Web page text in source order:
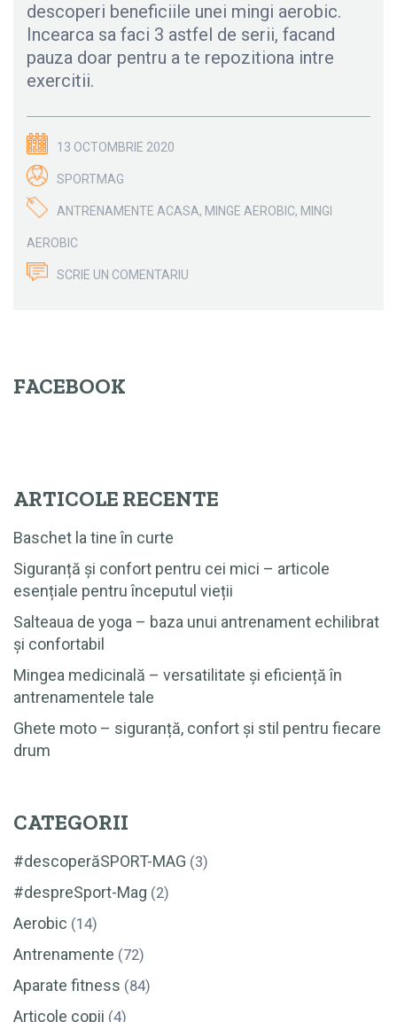
descoperi beneficiile unei mingi aerobic.
Incearca sa faci 3 astfel de serii, facand
pauza doar pentru a te repozitiona intre
exercitii.
13 OCTOMBRIE 2020
SPORTMAG
ANTRENAMENTE ACASA, MINGE AEROBIC, MINGI
AEROBIC
SCRIE UN COMENTARIU
FACEBOOK
ARTICOLE RECENTE
Baschet la tine în curte
Siguranță și confort pentru cei mici – articole
esențiale pentru începutul vieții
Salteaua de yoga – baza unui antrenament echilibrat
și confortabil
Mingea medicinală – versatilitate și eficiență în
antrenamentele tale
Ghete moto – siguranță, confort și stil pentru fiecare
drum
CATEGORII
#descoperăSPORT-MAG (3)
#despreSport-Mag (2)
Aerobic (14)
Antrenamente (72)
Aparate fitness (84)
Articole copii (4)